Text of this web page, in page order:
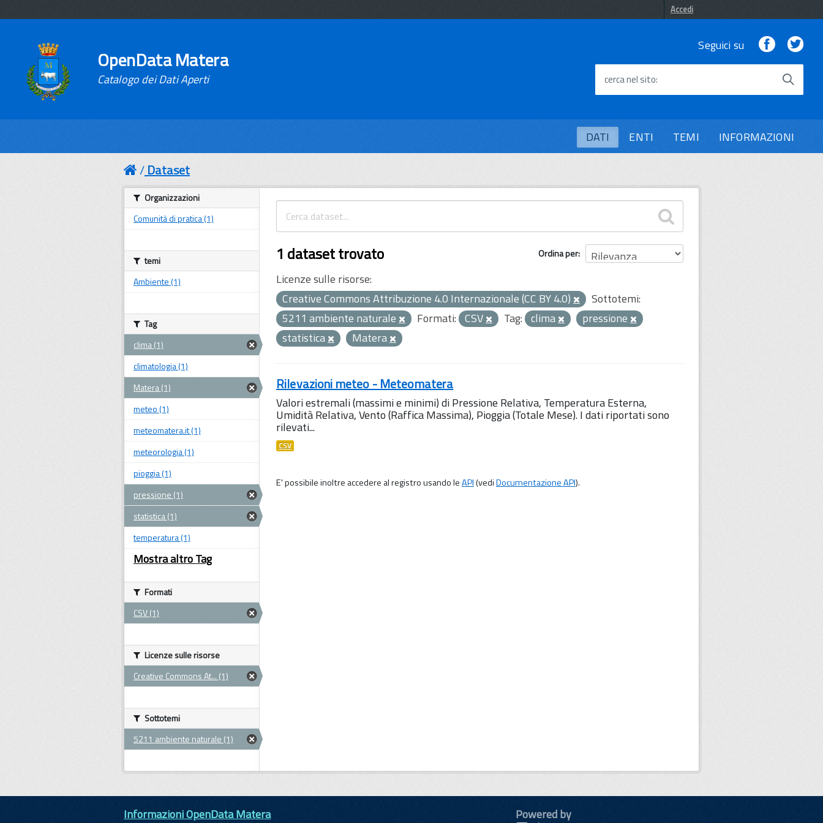
Accedi
OpenData Matera
Catalogo dei Dati Aperti
Seguici su Facebook
cerca nel sito
DATI ENTI TEMI INFORMAZIONI
Dataset
Ordina per
1 dataset trovato
Licenze sulle risorse:
Creative Commons Attribuzione 4.0 Internazionale (CC BY 4.0)
Sottotemi:
5211 ambiente naturale
Formati: CSV Tag: clima
pressione
statistica
Matera
Rilevazioni meteo - Meteomatera
Valori estremali (massimi e minimi) di Pressione Relativa, Temperatura Esterna,
Umidità Relativa, Vento (Raffica Massima), Pioggia (Totale Mese). I dati riportati sono
rilevati...
CSV
E' possibile inoltre accedere al registro usando leAPI(vediDocumentazione API).
Organizzazioni
Comunità di pratica (1)
temi
Ambiente (1)
Tag
clima (1)
climatologia (1)
Matera (1)
meteo (1)
meteomatera.it (1)
meteorologia (1)
pioggia (1)
pressione (1)
statistica (1)
temperatura (1)
Mostra altro Tag
Formati
CSV (1)
Licenze sulle risorse
Creative Commons At... (1)
Sottotemi
5211 ambiente naturale (1)
Informazioni OpenData Matera
Powered by